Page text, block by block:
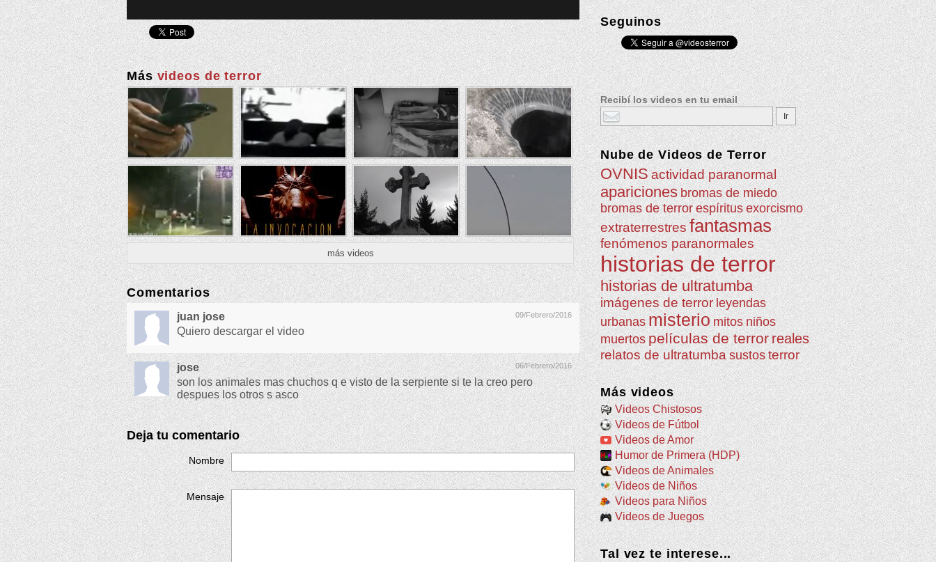
Másvideos de terror
más videos
Comentarios
09/Febrero/2016
juan jose
Quiero descargar el video
06/Febrero/2016
jose
son los animales mas chuchos q e visto de la serpiente si te la creo pero
despues los otros s asco
Deja tu comentario
Nombre
Mensaje
Seguinos
Recibí los videos en tu email
Nube deVideos de Terror
OVNISactividad paranormal
apariciones bromas de miedo
bromas de terror espíritus exorcismo
extraterrestresfantasmas
fenómenos paranormales
historias de terror
historias de ultratumba
imágenes de terror leyendas
urbanas misterio mitos niños
muertos películas de terrorreales
relatos de ultratumba sustos terror
Más videos
Videos Chistosos
Videos de Fútbol
Videos de Amor
Humor de Primera (HDP)
Videos de Animales
Videos de Niños
Videos para Niños
Videos de Juegos
Tal vez te interese...